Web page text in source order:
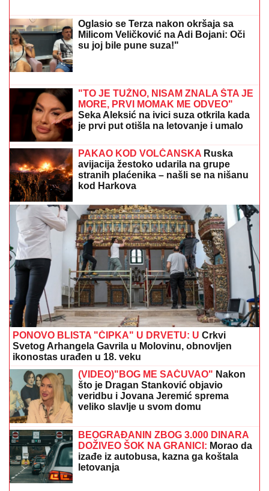
Vezala mu pertlama RUKE I NOGE!
SPECIJALNA VEČERAMatora okupila najdraže ljude:
Evo gde se opuštaju, rijaliti učesnici puno srce
(FOTO)
SKANDAL U ISTANBULU!Emina
Jahović pokradena za 50.000 EVRA:
Nasela na prevaru devojke iz Crne
Gore
ZEMLjOTRES POGODIO SRBIJU:
Osetilo se najviše u blizini granice sa
ovom državom (FOTO)
Pevačica (36) završila DOKTORSKE STUDIJE i
najobrazovanija je na estradi, a sad sa mužem i sinom
otišla na selo: Beru maline, pokazala kako uživaju